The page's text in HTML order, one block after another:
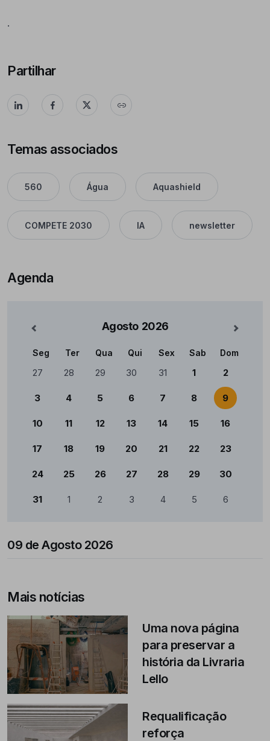
.
Partilhar
Temas associados
560 Água Aquashield
COMPETE 2030 IA newsletter
Agenda
Agosto 2026 Mês
Calendário
Seg Ter Qua Qui Sex Sab Dom
27 28 29 30 31 1 2
3 4 5 6 7 8 9
10 11 12 13 14 15 16
17 18 19 20 21 22 23
24 25 26 27 28 29 30
31 1 2 3 4 5 6
09 de Agosto 2026
Mais notícias
Uma nova página
para preservar a
história da Livraria
Lello
Requalificação
reforça